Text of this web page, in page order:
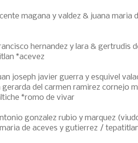
magana y valdez & juana maria
hernandez y lara & gertrudis
*acevez
joseph javier guerra y esquivel
gerarda del carmen ramirez cornejo
*romo de vivar
gonzalez rubio y marquez
de aceves y gutierrez /